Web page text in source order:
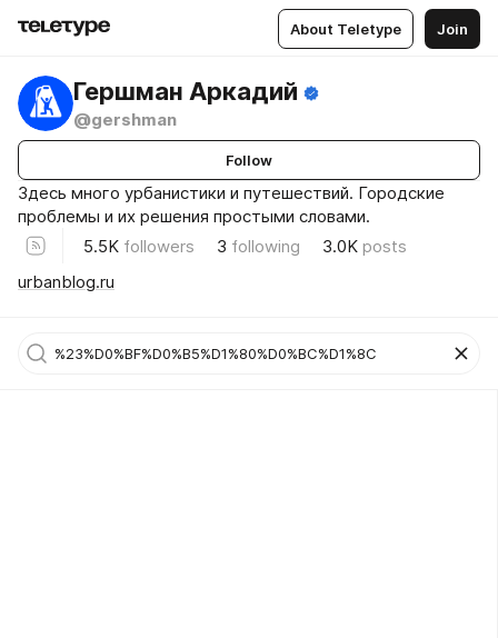
About Teletype Join
Гершман Аркадий
@gershman
Follow
Здесь много урбанистики и путешествий. Городские
проблемы и их решения простыми словами.
5.5K followers 3 following 3.0K posts
urbanblog.ru